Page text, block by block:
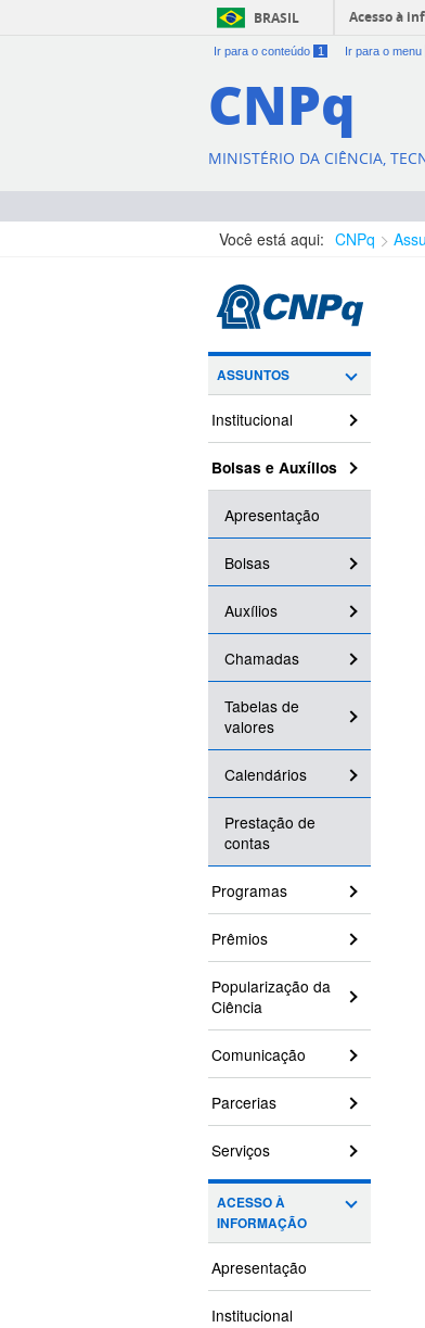
BRASIL Acesso à
Ir para o conteúdo 1 Ir para o menu
CNPq
MINISTÉRIO DA CIÊNCIA,
Você está aqui: CNPq
ASSUNTOS
Institucional
Bolsas e Auxílios
Apresentação
Bolsas
Auxílios
Chamadas
Tabelas de
valores
Calendários
Prestação de
contas
Programas
Prêmios
Popularização da
Ciência
Comunicação
Parcerias
Serviços
ACESSO À
INFORMAÇÃO
Apresentação
Institucional